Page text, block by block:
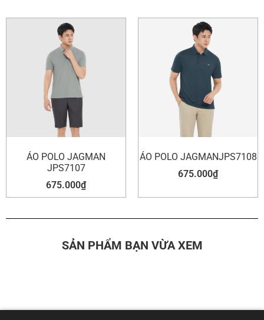
ÁO POLO JAGMAN
JPS7107
675.000₫
ÁO POLO JAGMANJPS7108
675.000₫
SẢN PHẨM BẠN VỪA XEM